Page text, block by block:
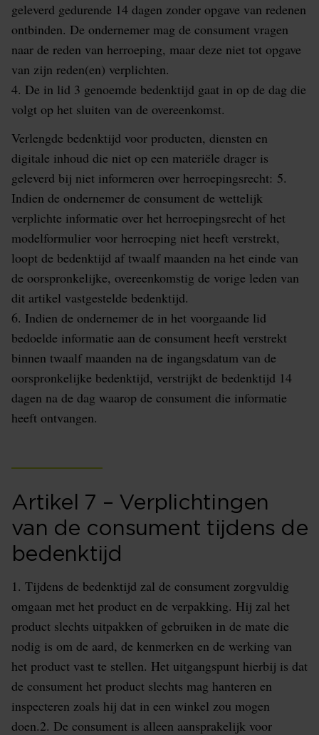
geleverd gedurende 14 dagen zonder opgave van redenen
ontbinden. De ondernemer mag de consument vragen
naar de reden van herroeping, maar deze niet tot opgave
van zijn reden(en) verplichten.
4. De in lid 3 genoemde bedenktijd gaat in op de dag die
volgt op het sluiten van de overeenkomst.
Verlengde bedenktijd voor producten, diensten en
digitale inhoud die niet op een materiële drager is
geleverd bij niet informeren over herroepingsrecht: 5.
Indien de ondernemer de consument de wettelijk
verplichte informatie over het herroepingsrecht of het
modelformulier voor herroeping niet heeft verstrekt,
loopt de bedenktijd af twaalf maanden na het einde van
de oorspronkelijke, overeenkomstig de vorige leden van
dit artikel vastgestelde bedenktijd.
6. Indien de ondernemer de in het voorgaande lid
bedoelde informatie aan de consument heeft verstrekt
binnen twaalf maanden na de ingangsdatum van de
oorspronkelijke bedenktijd, verstrijkt de bedenktijd 14
dagen na de dag waarop de consument die informatie
heeft ontvangen.
Artikel 7 – Verplichtingen
van de consument tijdens de
bedenktijd
1. Tijdens de bedenktijd zal de consument zorgvuldig
omgaan met het product en de verpakking. Hij zal het
product slechts uitpakken of gebruiken in de mate die
nodig is om de aard, de kenmerken en de werking van
het product vast te stellen. Het uitgangspunt hierbij is dat
de consument het product slechts mag hanteren en
inspecteren zoals hij dat in een winkel zou mogen
doen.2. De consument is alleen aansprakelijk voor